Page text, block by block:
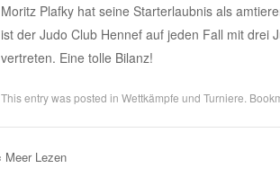
Moritz Plafky hat seine Starterlaubnis als
ist der Judo Club Hennef auf jeden Fall mit drei
vertreten. Eine tolle Bilanz!
This entry was posted in Wettkämpfe und Turniere .